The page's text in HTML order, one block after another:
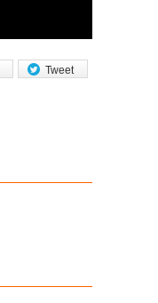
Tweet